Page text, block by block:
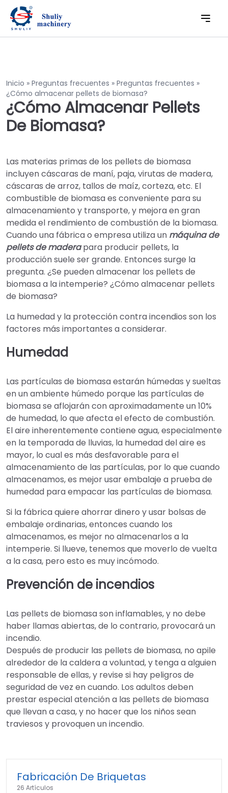
Inicio » Preguntas frecuentes » Preguntas frecuentes »
¿Cómo almacenar pellets de biomasa?
¿Cómo Almacenar Pellets
De Biomasa?
Las materias primas de los pellets de biomasa
incluyen cáscaras de maní, paja, virutas de madera,
cáscaras de arroz, tallos de maíz, corteza, etc. El
combustible de biomasa es conveniente para su
almacenamiento y transporte, y mejora en gran
medida el rendimiento de combustión de la biomasa.
Cuando una fábrica o empresa utiliza un máquina de
pellets de maderapara producir pellets, la
producción suele ser grande. Entonces surge la
pregunta. ¿Se pueden almacenar los pellets de
biomasa a la intemperie? ¿Cómo almacenar pellets
de biomasa?
La humedad y la protección contra incendios son los
factores más importantes a considerar.
Humedad
Las partículas de biomasa estarán húmedas y sueltas
en un ambiente húmedo porque las partículas de
biomasa se aflojarán con aproximadamente un 10%
de humedad, lo que afecta el efecto de combustión.
El aire inherentemente contiene agua, especialmente
en la temporada de lluvias, la humedad del aire es
mayor, lo cual es más desfavorable para el
almacenamiento de las partículas, por lo que cuando
almacenamos, es mejor usar embalaje a prueba de
humedad para empacar las partículas de biomasa.
Si la fábrica quiere ahorrar dinero y usar bolsas de
embalaje ordinarias, entonces cuando los
almacenamos, es mejor no almacenarlos a la
intemperie. Si llueve, tenemos que moverlo de vuelta
a la casa, pero esto es muy incómodo.
Prevención de incendios
Las pellets de biomasa son inflamables, y no debe
haber llamas abiertas, de lo contrario, provocará un
incendio.
Después de producir las pellets de biomasa, no apile
alrededor de la caldera a voluntad, y tenga a alguien
responsable de ellas, y revise si hay peligros de
seguridad de vez en cuando. Los adultos deben
prestar especial atención a las pellets de biomasa
que llevan a casa, y no hacer que los niños sean
traviesos y provoquen un incendio.
Fabricación De Briquetas
26 Artículos